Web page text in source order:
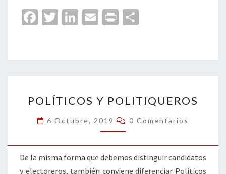
Fa
o
o
k
T
er
Li
dI
n
E
l
Pr
p
ar
tir
Y
POLITIQUEROS
POLÍTICOS Y POLITIQUEROS
6 Octubre, 2019 Comentarios
0 Comentarios
De la misma forma que debemos distinguir candidatos
y electoreros, también conviene diferenciar Políticos